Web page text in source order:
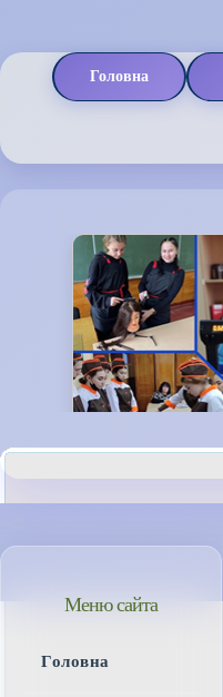
Головна
Меню сайта
Головна